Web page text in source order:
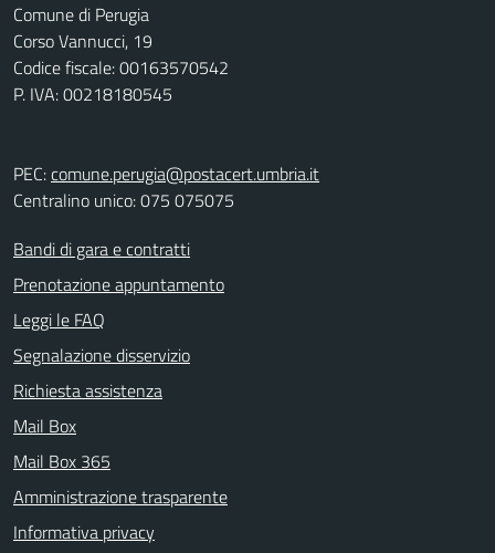
Comune di Perugia
Corso Vannucci, 19
Codice fiscale: 00163570542
P. IVA: 00218180545
PEC:comune.perugia@postacert.umbria.it
Centralino unico: 075 075075
Bandi di gara e contratti
Prenotazione appuntamento
Leggi le FAQ
Segnalazione disservizio
Richiesta assistenza
Mail Box
Mail Box 365
Amministrazione trasparente
Informativa privacy